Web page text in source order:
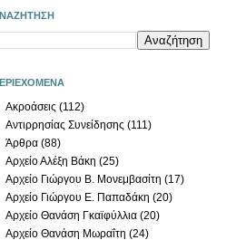
Ακροάσεις (112)
Αντιρρησίας Συνείδησης (111)
Άρθρα (88)
Αρχείο Αλέξη Βάκη (25)
Αρχείο Γιώργου Β. Μονεμβασίτη (17)
Αρχείο Γιώργου Ε. Παπαδάκη (20)
Αρχείο Θανάση Γκαϊφύλλια (20)
Αρχείο Θανάση Μωραΐτη (24)